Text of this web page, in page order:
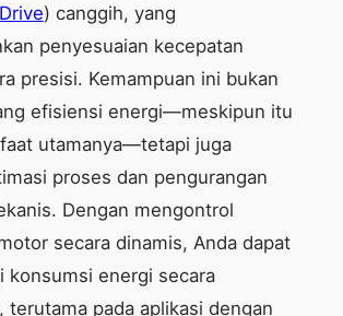
) canggih, yang
penyesuaian kecepatan
presisi. Kemampuan ini bukan
efisiensi energi—meskipun itu
utamanya—tetapi juga
proses dan pengurangan
Dengan mengontrol
secara dinamis, Anda dapat
konsumsi energi secara
terutama pada aplikasi dengan